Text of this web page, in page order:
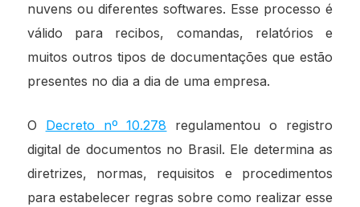
nuvens ou diferentes softwares. Esse processo é
válido para recibos, comandas, relatórios e
muitos outros tipos de documentações que estão
presentes no dia a dia de uma empresa.
O Decreto nº 10.278 regulamentou o registro
digital de documentos no Brasil. Ele determina as
diretrizes, normas, requisitos e procedimentos
para estabelecer regras sobre como realizar esse